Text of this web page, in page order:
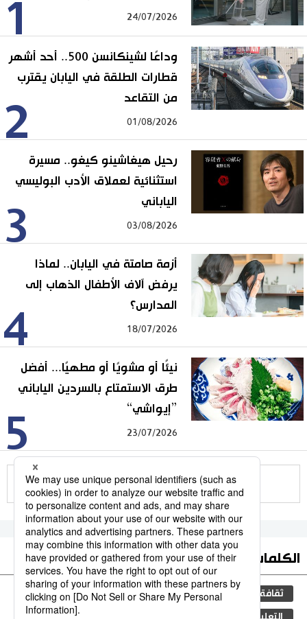
1 24/07/2026
2
وداعًا لشينكانسن 500.. أحد أشهر
قطارات الطلقة في اليابان يقترب
من التقاعد
01/08/2026
3
رحيل هيغاشينو كيغو.. مسيرة
استثنائية لعملاق الأدب البوليسي
الياباني
03/08/2026
4
أزمة صامتة في اليابان.. لماذا
يرفض آلاف الأطفال الذهاب إلى
المدارس؟
18/07/2026
5
نيئًا أو مشويًا أو مطهيًا... أفضل
طرق الاستمتاع بالسردين الياباني
”إيواشي“
23/07/2026
للمزيد
الكلمات الأكثر بحثا
ثقافة جيجي برس اليابان سياسة مجتمع